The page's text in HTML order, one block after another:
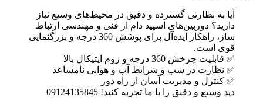
آیا به نظارتی گسترده و دقیق در محیط‌های وسیع نیاز
دارید؟ دوربین‌های اسپید دام از فنی و مهندسی ارتباط
ساز، راهکار ایده‌آل برای پوشش 360 درجه و بزرگنمایی
قوی است.
✅ قابلیت چرخش 360 درجه و زوم اپتیکال بالا
✅ نظارت در شب و شرایط آب و هوایی نامساعد
✅ کنترل و مدیریت آسان از راه دور
دید وسیع و دقیق را با ما تجربه کنید! 09124135845